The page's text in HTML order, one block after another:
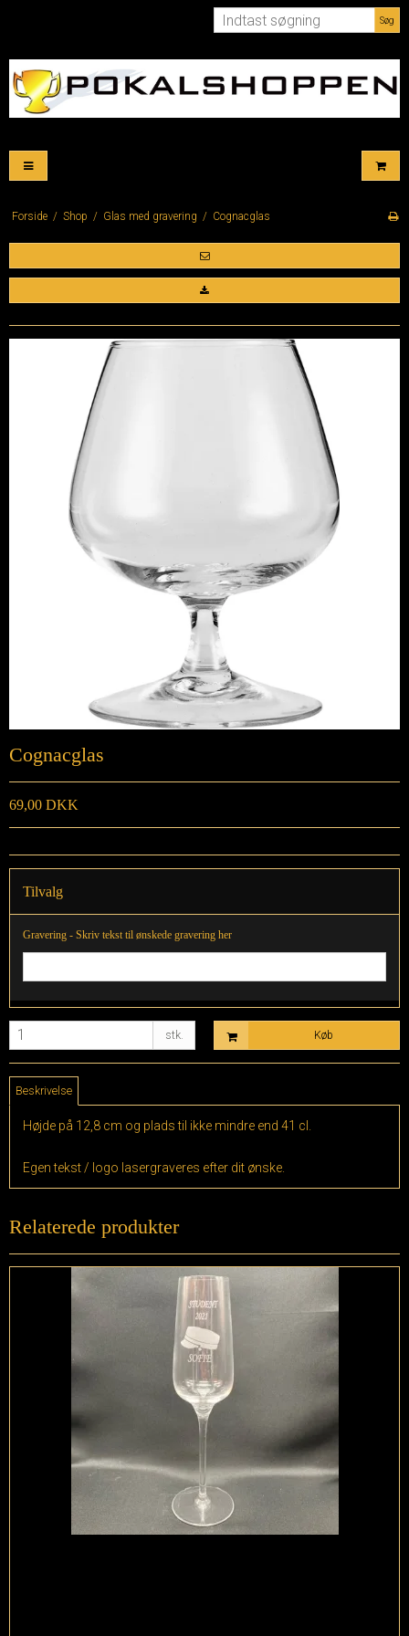
Søg
Forside / Shop / Glas med gravering / Cognacglas
Cognacglas
69,00 DKK
Tilvalg
Gravering - Skriv tekst til ønskede gravering her
stk. Køb
Beskrivelse
Højde på 12,8 cm og plads til ikke mindre end 41 cl.
Egen tekst / logo lasergraveres efter dit ønske.
Relaterede produkter